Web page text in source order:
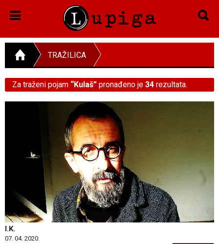
TRAŽILICA
Za traženi pojam “Kulaš” pronađeno je 34 rezultata.
I.K.
07. 04. 2020.